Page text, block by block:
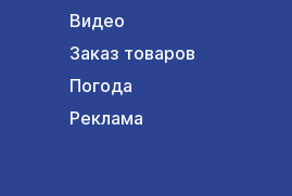
Видео
Заказ товаров
Погода
Реклама